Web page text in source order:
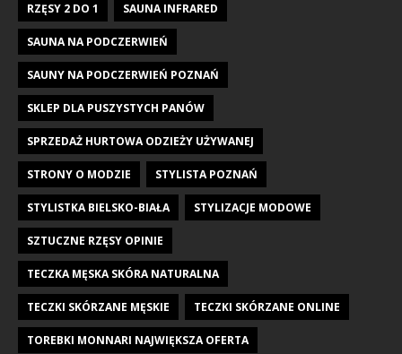
RZĘSY 2 DO 1 SAUNA INFRARED
SAUNA NA PODCZERWIEŃ
SAUNY NA PODCZERWIEŃ POZNAŃ
SKLEP DLA PUSZYSTYCH PANÓW
SPRZEDAŻ HURTOWA ODZIEŻY UŻYWANEJ
STRONY O MODZIE STYLISTA POZNAŃ
STYLISTKA BIELSKO-BIAŁA STYLIZACJE MODOWE
SZTUCZNE RZĘSY OPINIE
TECZKA MĘSKA SKÓRA NATURALNA
TECZKI SKÓRZANE MĘSKIE TECZKI SKÓRZANE ONLINE
TOREBKI MONNARI NAJWIĘKSZA OFERTA